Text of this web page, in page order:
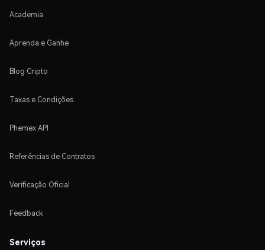
Academia
Aprenda e Ganhe
Blog Cripto
Taxas e Condições
Phemex API
Referências de Contratos
Verificação Oficial
Feedback
Serviços